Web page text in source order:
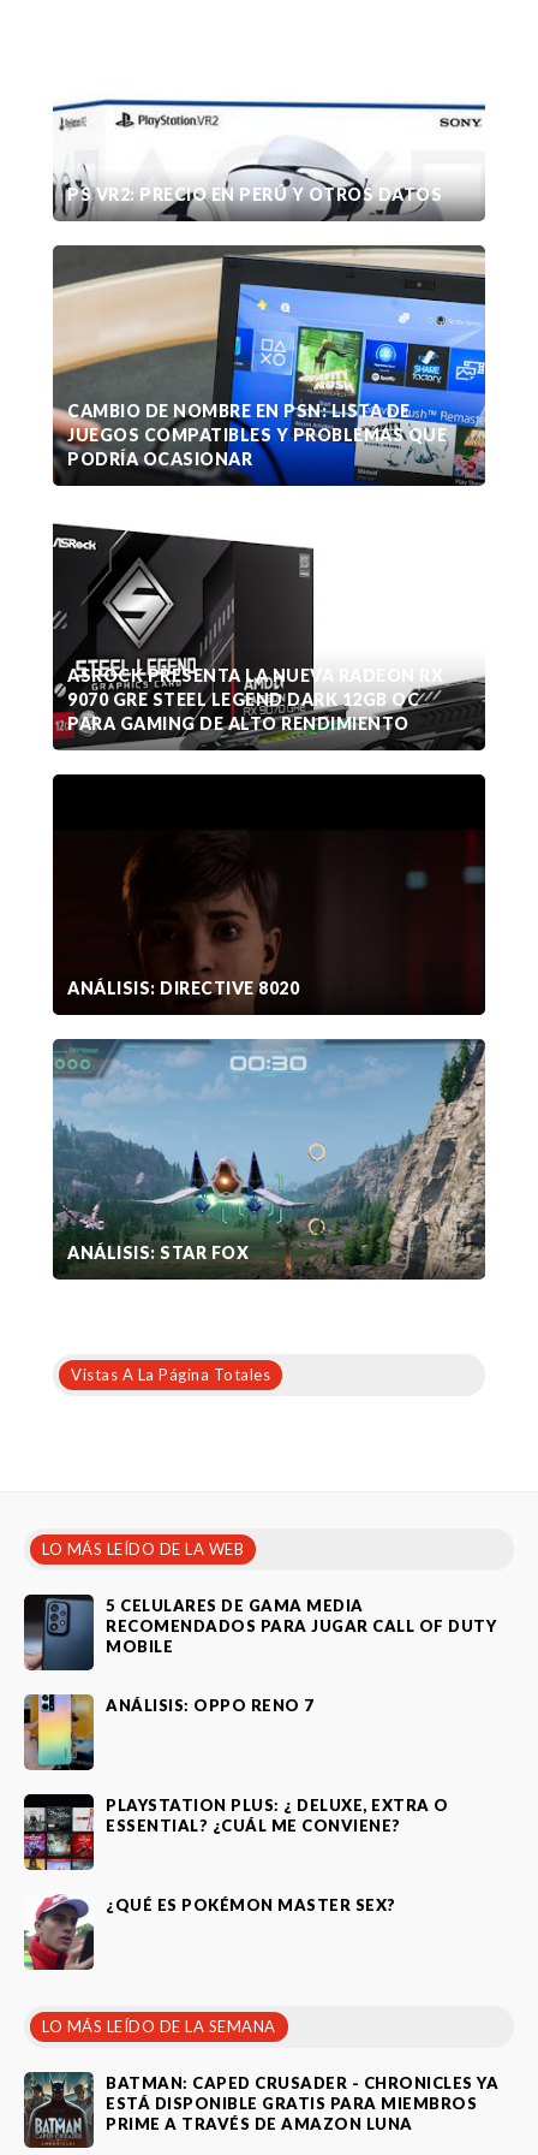
PS VR2: PRECIO EN PERÚ Y OTROS DATOS
CAMBIO DE NOMBRE EN PSN: LISTA DE
JUEGOS COMPATIBLES Y PROBLEMAS QUE
PODRÍA OCASIONAR
ASROCK PRESENTA LA NUEVA RADEON RX
9070 GRE STEEL LEGEND DARK 12GB OC
PARA GAMING DE ALTO RENDIMIENTO
ANÁLISIS: DIRECTIVE 8020
ANÁLISIS: STAR FOX
Vistas A La Página Totales
LO MÁS LEÍDO DE LA WEB
5 CELULARES DE GAMA MEDIA
RECOMENDADOS PARA JUGAR CALL OF DUTY
MOBILE
ANÁLISIS: OPPO RENO 7
PLAYSTATION PLUS: ¿ DELUXE, EXTRA O
ESSENTIAL? ¿CUÁL ME CONVIENE?
¿QUÉ ES POKÉMON MASTER SEX?
LO MÁS LEÍDO DE LA SEMANA
BATMAN: CAPED CRUSADER - CHRONICLES YA
ESTÁ DISPONIBLE GRATIS PARA MIEMBROS
PRIME A TRAVÉS DE AMAZON LUNA